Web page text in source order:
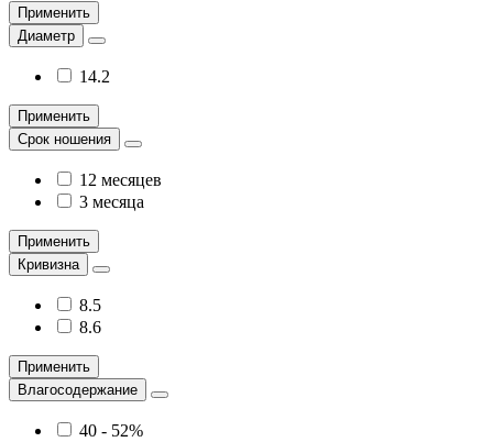
Применить
Диаметр
14.2
Применить
Срок ношения
12 месяцев
3 месяца
Применить
Кривизна
8.5
8.6
Применить
Влагосодержание
40 - 52%